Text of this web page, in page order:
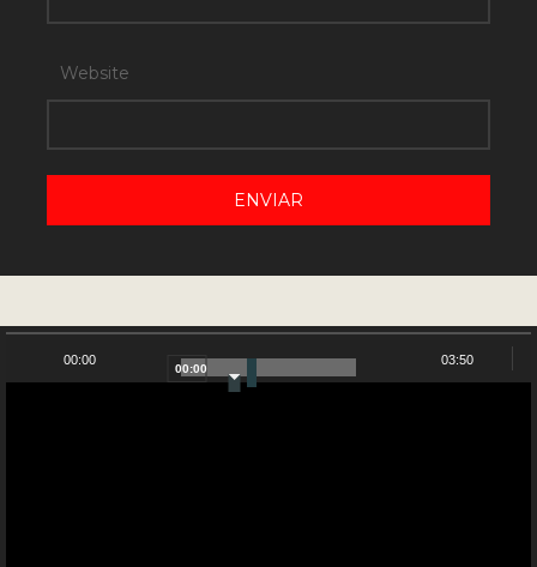
Website
NUESTRO CANAL DE YOUTUBE
00:00
00:00
03:50